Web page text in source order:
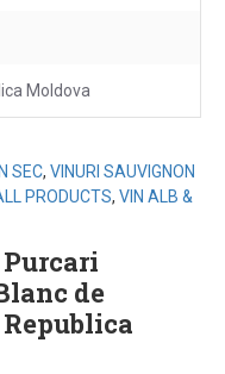
Moldova
SEC, VINURI SAUVIGNON
PRODUCTS, VIN ALB &
de